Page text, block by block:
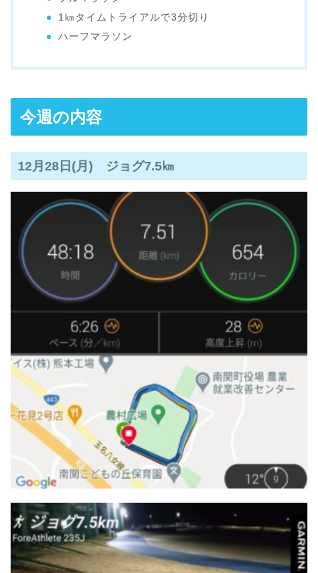
1㎞タイムトライアルで3分切り
ハーフマラソン
今週の内容
12月28日(月) ジョグ7.5㎞